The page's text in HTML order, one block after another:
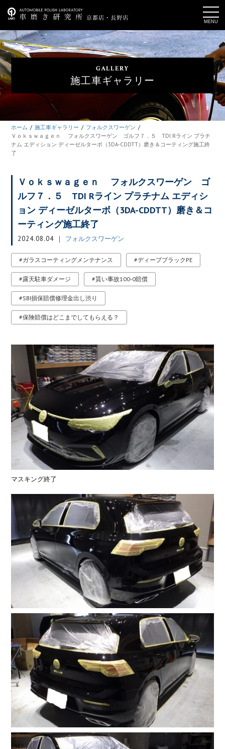
t
o
g
g
l
e
n
a
a
t
i
o
n
GALLERY
施工車ギャラリー
ホーム 施工車ギャラリー
フォルクスワーゲン
Ｖｏｋｓｗａｇｅｎ フォルクスワーゲン ゴルフ７．５ TDI Rライン プラチ
ナム エディション ディーゼルターボ（3DA-CDDTT）磨き＆コーティング施工終
了
Ｖｏｋｓｗａｇｅｎ フォルクスワーゲン ゴ
ルフ７．５ TDI Rライン プラチナム エディシ
ョン ディーゼルターボ（3DA-CDDTT）磨き＆コ
ーティング施工終了
2024.08.04 フォルクスワーゲン
ガラスコーティングメンテナンス ディープブラックPE
露天駐車ダメージ 貰い事故100-0賠償
SBI損保賠償修理金出し渋り
保険賠償はどこまでしてもらえる？
マスキング終了